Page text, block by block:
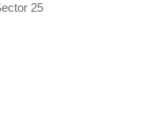
25